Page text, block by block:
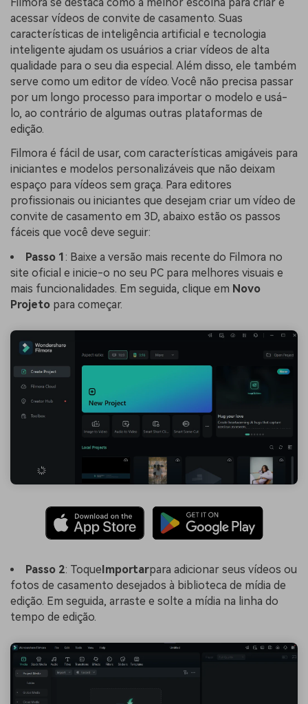
acessar vídeos de convite de casamento. Suas
características de inteligência artificial e tecnologia
inteligente ajudam os usuários a criar vídeos de alta
qualidade para o seu dia especial. Além disso, ele também
serve como um editor de vídeo. Você não precisa passar
por um longo processo para importar o modelo e usá-
lo, ao contrário de algumas outras plataformas de
edição.
Filmora é fácil de usar, com características amigáveis para
iniciantes e modelos personalizáveis que não deixam
espaço para vídeos sem graça. Para editores
profissionais ou iniciantes que desejam criar um vídeo de
convite de casamento em 3D, abaixo estão os passos
fáceis que você deve seguir:
Passo 1 : Baixe a versão mais recente do Filmora no
site oficial e inicie-o no seu PC para melhores visuais e
mais funcionalidades. Em seguida, clique em Novo
Projeto para começar.
Passo 2: Toque Importarpara adicionar seus vídeos ou
fotos de casamento desejados à biblioteca de mídia de
edição. Em seguida, arraste e solte a mídia na linha do
tempo de edição.